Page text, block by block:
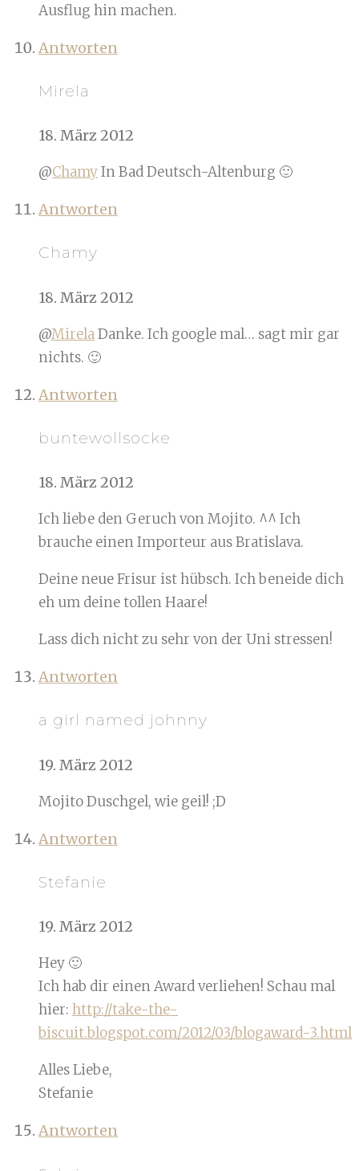
Ausflug hin machen.
Antworten
Mirela
18. März 2012
@ChamyIn Bad Deutsch-Altenburg 🙂
Antworten
Chamy
18. März 2012
@MirelaDanke. Ich google mal… sagt mir gar
nichts. 🙂
Antworten
buntewollsocke
18. März 2012
Ich liebe den Geruch von Mojito. ^^ Ich
brauche einen Importeur aus Bratislava.
Deine neue Frisur ist hübsch. Ich beneide dich
eh um deine tollen Haare!
Lass dich nicht zu sehr von der Uni stressen!
Antworten
a girl named johnny
19. März 2012
Mojito Duschgel, wie geil! ;D
Antworten
Stefanie
19. März 2012
Hey 🙂
Ich hab dir einen Award verliehen! Schau mal
hier: http://take-the-
biscuit.blogspot.com/2012/03/blogaward-3.html
Alles Liebe,
Stefanie
Antworten